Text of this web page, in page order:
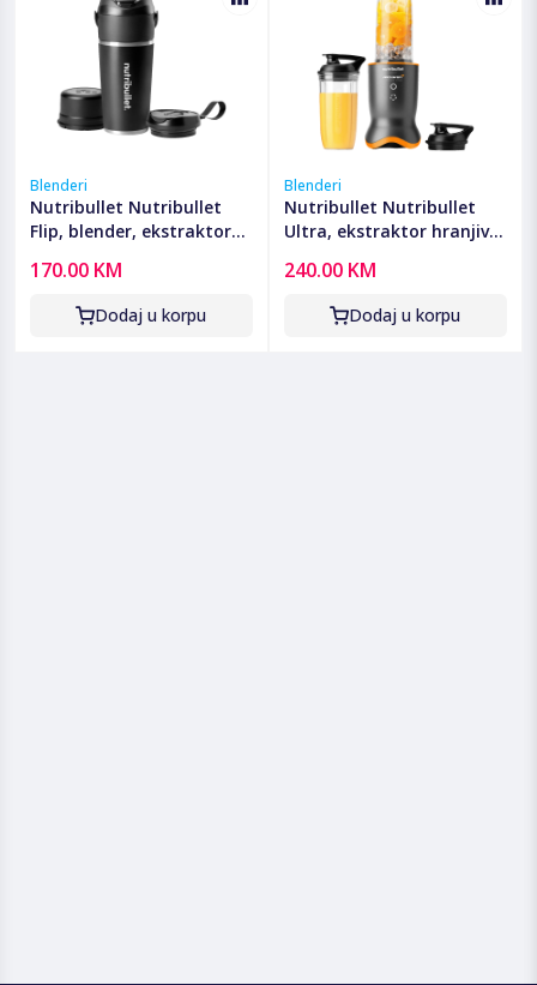
Blenderi
Nutribullet Nutribullet
Flip, blender, ekstraktor
NBP016B FLIP
170.00 KM
Dodaj u korpu
Blenderi
Nutribullet Nutribullet
Ultra, ekstraktor hranjivih
NB1206GO-MC
240.00 KM
Dodaj u korpu